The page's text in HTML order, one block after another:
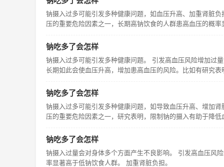
钠摄入过多可能引发多种健康问题，如血压升高、加重肾脏
压的重要危险因素之一，长期高钠饮食的人群患高血压的概
钠吃多了会怎样
钠摄入过多可能引发多种健康问题。 引发高血压风险增加过
长期如此会使血压升高，增加患高血压的风险。比如有研究
钠吃多了会怎样
钠摄入过多可能引发多种健康问题，如导致血压升高、增加
压的重要危险因素之一，研究表明，限制钠的摄入有助于降
钠吃多了会怎样
钠摄入过量会对身体多个方面产生不良影响。 引发高血压风
率显著高于低钠饮食人群。 加重肾脏负担。